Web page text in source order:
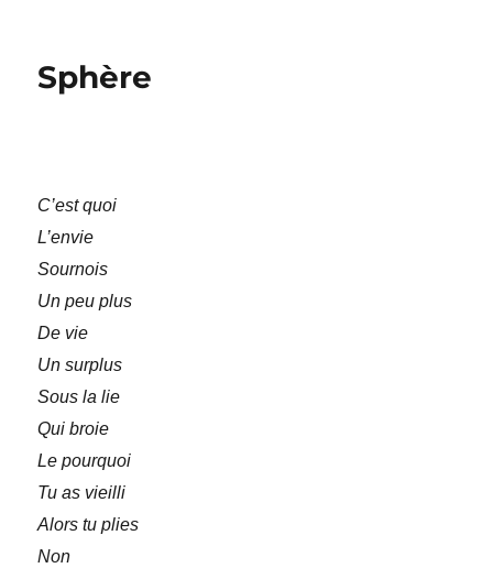
Sphère
C’est quoi
L’envie
Sournois
Un peu plus
De vie
Un surplus
Sous la lie
Qui broie
Le pourquoi
Tu as vieilli
Alors tu plies
Non